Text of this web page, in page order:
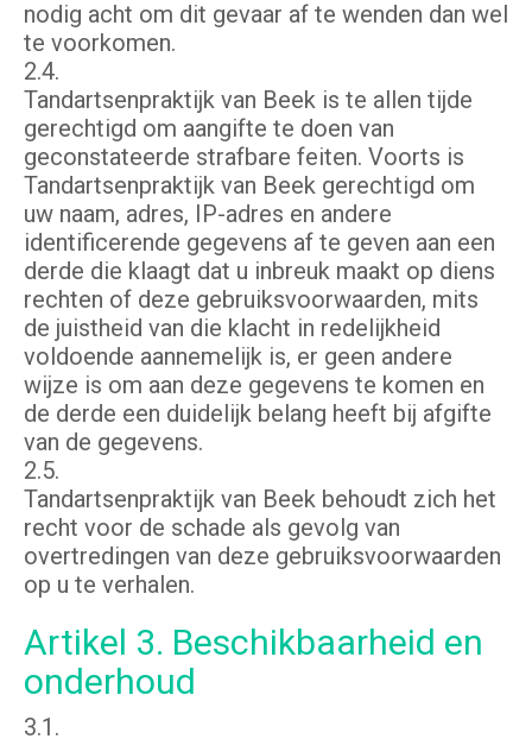
nodig acht om dit gevaar af te wenden dan wel
te voorkomen.
2.4.
Tandartsenpraktijk van Beek is te allen tijde
gerechtigd om aangifte te doen van
geconstateerde strafbare feiten. Voorts is
Tandartsenpraktijk van Beek gerechtigd om
uw naam, adres, IP-adres en andere
identificerende gegevens af te geven aan een
derde die klaagt dat u inbreuk maakt op diens
rechten of deze gebruiksvoorwaarden, mits
de juistheid van die klacht in redelijkheid
voldoende aannemelijk is, er geen andere
wijze is om aan deze gegevens te komen en
de derde een duidelijk belang heeft bij afgifte
van de gegevens.
2.5.
Tandartsenpraktijk van Beek behoudt zich het
recht voor de schade als gevolg van
overtredingen van deze gebruiksvoorwaarden
op u te verhalen.
Artikel 3. Beschikbaarheid en
onderhoud
3.1.